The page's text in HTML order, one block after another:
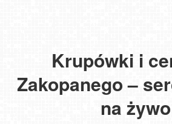
Krupówki i
Zakopanego –
na żywo